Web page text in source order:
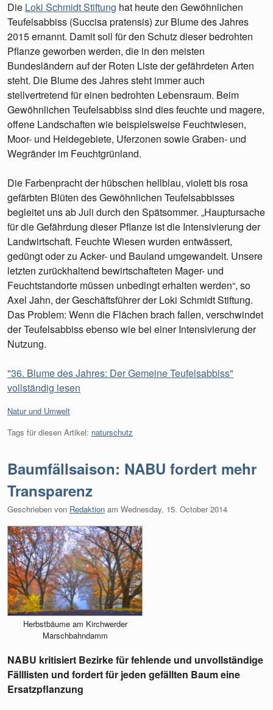
Die Loki Schmidt Stiftung hat heute den Gewöhnlichen
Teufelsabbiss (Succisa pratensis) zur Blume des Jahres
2015 ernannt. Damit soll für den Schutz dieser bedrohten
Pflanze geworben werden, die in den meisten
Bundesländern auf der Roten Liste der gefährdeten Arten
steht. Die Blume des Jahres steht immer auch
stellvertretend für einen bedrohten Lebensraum. Beim
Gewöhnlichen Teufelsabbiss sind dies feuchte und magere,
offene Landschaften wie beispielsweise Feuchtwiesen,
Moor- und Heidegebiete, Uferzonen sowie Graben- und
Wegränder im Feuchtgrünland.
Die Farbenpracht der hübschen hellblau, violett bis rosa
gefärbten Blüten des Gewöhnlichen Teufelsabbisses
begleitet uns ab Juli durch den Spätsommer. „Hauptursache
für die Gefährdung dieser Pflanze ist die Intensivierung der
Landwirtschaft. Feuchte Wiesen wurden entwässert,
gedüngt oder zu Acker- und Bauland umgewandelt. Unsere
letzten zurückhaltend bewirtschafteten Mager- und
Feuchtstandorte müssen unbedingt erhalten werden“, so
Axel Jahn, der Geschäftsführer der Loki Schmidt Stiftung.
Das Problem: Wenn die Flächen brach fallen, verschwindet
der Teufelsabbiss ebenso wie bei einer Intensivierung der
Nutzung.
"36. Blume des Jahres: Der Gemeine Teufelsabbiss"
vollständig lesen
Kategorien:
Natur und Umwelt
Tags für diesen Artikel: naturschutz
Baumfällsaison: NABU fordert mehr
Transparenz
Geschrieben von Redaktion am Wednesday, 15. October 2014
Herbstbäume am Kirchwerder
Marschbahndamm
NABU kritisiert Bezirke für fehlende und unvollständige
Fälllisten und fordert für jeden gefällten Baum eine
Ersatzpflanzung